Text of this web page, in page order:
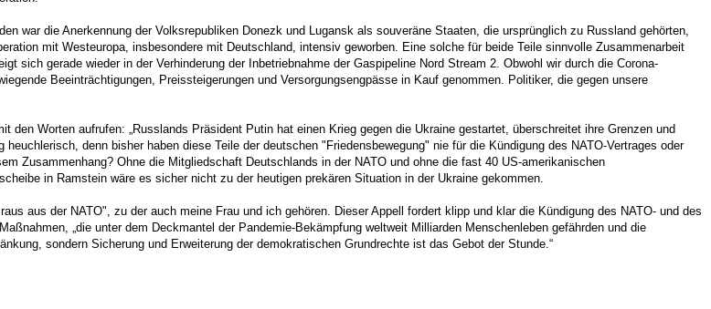
war die Anerkennung der Volksrepubliken Donezk und Lugansk als souveräne Staaten, die ursprünglich zu Russland gehörten,
mit Westeuropa, insbesondere mit Deutschland, intensiv geworben. Eine solche für beide Teile sinnvolle Zusammenarbeit
sich gerade wieder in der Verhinderung der Inbetriebnahme der Gaspipeline Nord Stream 2. Obwohl wir durch die Corona-
Beeinträchtigungen, Preissteigerungen und Versorgungsengpässe in Kauf genommen. Politiker, die gegen unsere
Worten aufrufen: „Russlands Präsident Putin hat einen Krieg gegen die Ukraine gestartet, überschreitet ihre Grenzen und
denn bisher haben diese Teile der deutschen "Friedensbewegung" nie für die Kündigung des NATO-Vertrages oder
Zusammenhang? Ohne die Mitgliedschaft Deutschlands in der NATO und ohne die fast 40 US-amerikanischen
in Ramstein wäre es sicher nicht zu der heutigen prekären Situation in der Ukraine gekommen.
aus der NATO", zu der auch meine Frau und ich gehören. Dieser Appell fordert klipp und klar die Kündigung des NATO- und des
„die unter dem Deckmantel der Pandemie-Bekämpfung weltweit Milliarden Menschenleben gefährden und die
sondern Sicherung und Erweiterung der demokratischen Grundrechte ist das Gebot der Stunde.“